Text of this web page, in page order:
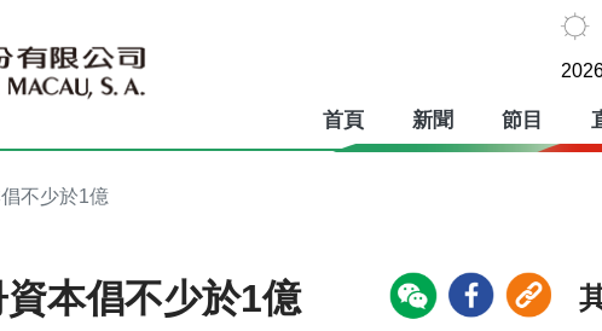
首頁 新聞 節目
不少於1億
本倡不少於1億